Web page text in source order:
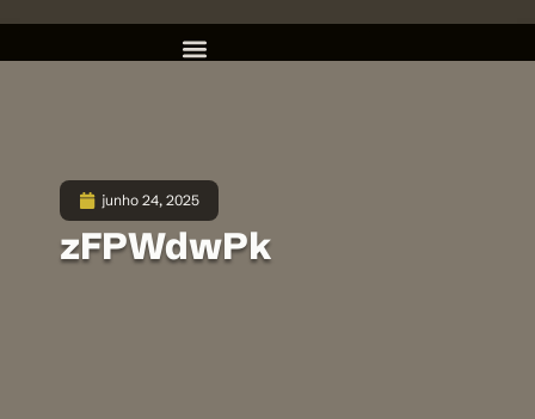
junho 24, 2025
zFPWdwPk